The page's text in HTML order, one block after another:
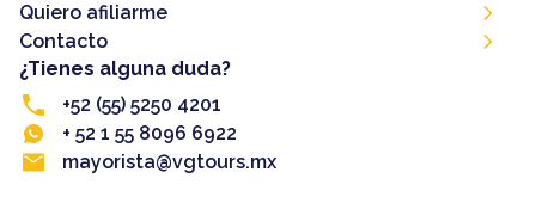
Quiero afiliarme
Contacto
¿Tienes alguna duda?
+52 (55) 5250 4201
+ 52 1 55 8096 6922
mayorista@vgtours.mx